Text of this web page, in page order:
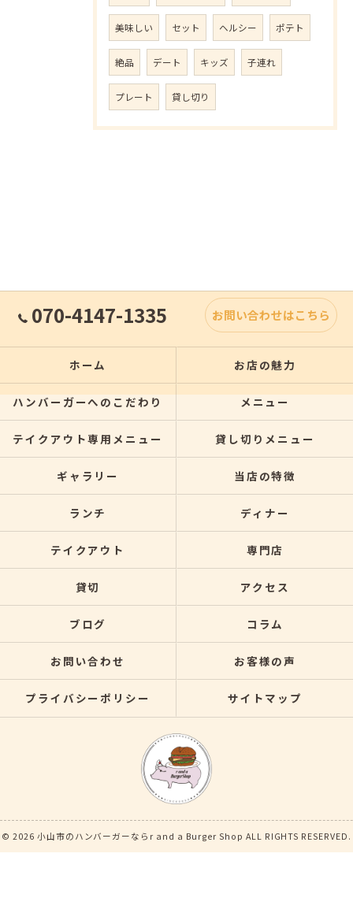
美味しい セット ヘルシー ポテト
絶品 デート キッズ 子連れ
プレート 貸し切り
070-4147-1335 お問い合わせはこちら
ホーム お店の魅力
ハンバーガーへのこだわり メニュー
テイクアウト専用メニュー 貸し切りメニュー
ギャラリー 当店の特徴
ランチ ディナー
テイクアウト 専門店
貸切 アクセス
ブログ コラム
お問い合わせ お客様の声
プライバシーポリシー サイトマップ
© 2026 小山市のハンバーガーならr and a Burger Shop ALL RIGHTS RESERVED.